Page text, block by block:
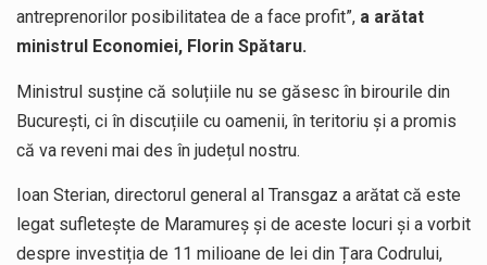
antreprenorilor posibilitatea de a face profit”, a arătat
ministrul Economiei, Florin Spătaru.
Ministrul susține că soluțiile nu se găsesc în birourile din
București, ci în discuțiile cu oamenii, în teritoriu și a promis
că va reveni mai des în județul nostru.
Ioan Sterian, directorul general al Transgaz a arătat că este
legat sufletește de Maramureș și de aceste locuri și a vorbit
despre investiția de 11 milioane de lei din Țara Codrului,